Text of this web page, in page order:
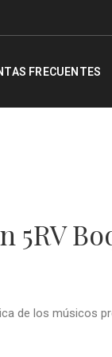
FRECUENTES
5RV
de los músicos